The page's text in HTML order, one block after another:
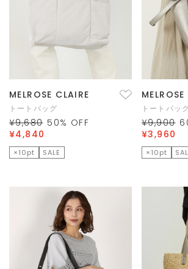
MELROSE CLAIRE
トートバッグ
¥9,680 50% OFF
¥4,840
×10pt SALE
トートバッ
¥9,900
¥3,960
×10pt